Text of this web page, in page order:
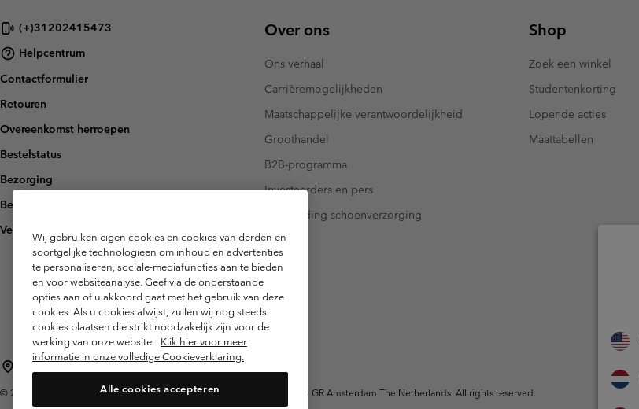
(+)31202415473
Helpcentrum
Contactformulier
Retouren
Overeenkomst herroepen
Bestelstatus
Bezorging
Betaling
Veelgestelde vragen
Over ons
Ons verhaal
Carrièremogelijkheden
Maatschappelijke verantwoordelijkheid
Groothandel
B2B-programma
Investeerders en pers
Handleiding schoenverzorging
Shop
Zoek een winkel
Studentenkorting
Lopende acties
Maattabellen
Nederland (Nederlands) | English ›
© 2026 Columbia Sportswear Netherlands B.V. Kingsfordweg 151, 1043 GR Amsterdam The Netherlands. All rights reserved.
Wij gebruiken eigen cookies en cookies van derden en
soortgelijke technologieën om inhoud en advertenties
te personaliseren, sociale-mediafuncties aan te bieden
en voor websiteanalyse. Geef via de onderstaande
opties aan of u akkoord gaat met het gebruik van deze
cookies. Als u cookies afwijst, zullen wij nog steeds
cookies plaatsen die strikt noodzakelijk zijn voor de
werking van onze website. Klik hier voor meer
informatie in onze volledige Cookieverklaring.
Alle cookies accepteren